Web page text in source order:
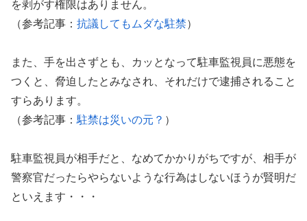
を剥がす権限はありません。
（参考記事： 抗議してもムダな駐禁）
また、手を出さずとも、カッとなって駐車監視員に悪態を
つくと、脅迫したとみなされ、それだけで逮捕されること
すらあります。
（参考記事： 駐禁は災いの元？ ）
駐車監視員が相手だと、なめてかかりがちですが、相手が
警察官だったらやらないような行為はしないほうが賢明だ
といえます・・・